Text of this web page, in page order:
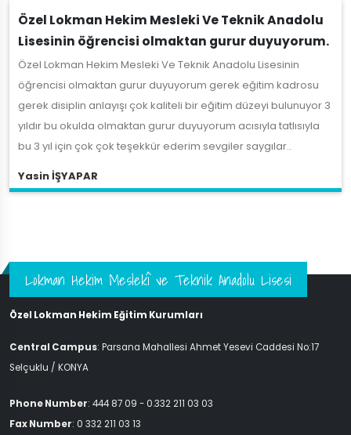
Özel Lokman Hekim Mesleki Ve Teknik Anadolu
Lisesinin öğrencisi olmaktan gurur duyuyorum.
Özel Lokman Hekim Mesleki Ve Teknik Anadolu Lisesinin
öğrencisi olmaktan gurur duyuyorum gerek eğitim kadrosu
gerek disiplin anlayışı çok kaliteli bir eğitim düzeyi bulunuyor 3
yıldır bu okulda olmaktan gurur duyuyorum acısıyla tatlısıyla
bu 3 yıl için çok çok teşekkür ederim sevgiler saygılar..
Yasin İŞYAPAR
Lokman Hekim Meslekî ve Teknik Anadolu Lisesi
Özel Lokman Hekim Eğitim Kurumları
Central Campus: Parsana Mahallesi Ahmet Yesevi Caddesi No:17
Selçuklu / KONYA
Phone Number: 444 87 09 - 0.332 211 03 03
Fax Number: 0 332 211 03 13